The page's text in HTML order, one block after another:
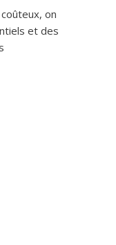
on
et des